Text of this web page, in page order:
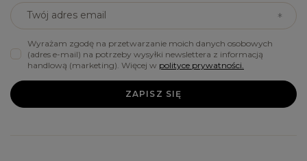
Twój adres email
Wyrażam zgodę na przetwarzanie moich danych osobowych
(adres e-mail) na potrzeby wysyłki newslettera z informacją
handlową (marketing). Więcej w polityce prywatności.
ZAPISZ SIĘ